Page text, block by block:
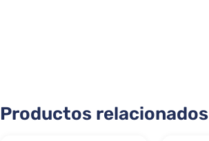
Productos relacionados